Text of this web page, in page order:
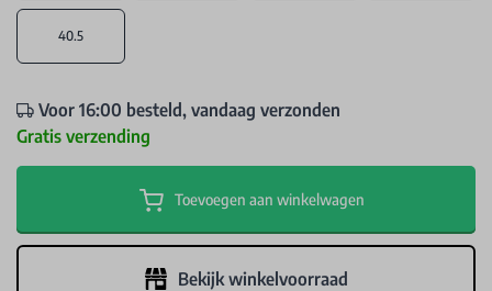
40.5
Voor 16:00 besteld, vandaag verzonden
Gratis verzending
Toevoegen aan winkelwagen
Bekijk winkelvoorraad